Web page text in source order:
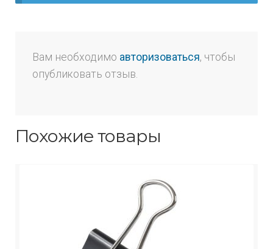
Вам необходимо авторизоваться, чтобы
опубликовать отзыв.
Похожие товары